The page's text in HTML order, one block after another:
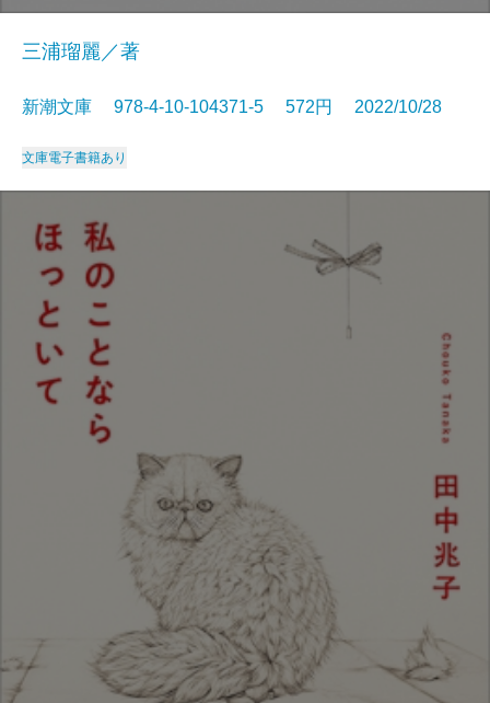
三浦瑠麗／著
新潮文庫 978-4-10-104371-5 572円 2022/10/28
文庫電子書籍あり